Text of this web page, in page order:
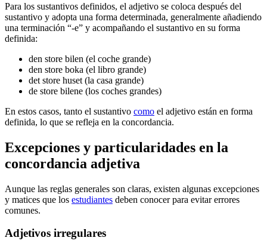
Para los sustantivos definidos, el adjetivo se coloca después del
sustantivo y adopta una forma determinada, generalmente añadiendo
una terminación “-e” y acompañando el sustantivo en su forma
definida:
den store bilen (el coche grande)
den store boka (el libro grande)
det store huset (la casa grande)
de store bilene (los coches grandes)
En estos casos, tanto el sustantivo como el adjetivo están en forma
definida, lo que se refleja en la concordancia.
Excepciones y particularidades en la
concordancia adjetiva
Aunque las reglas generales son claras, existen algunas excepciones
y matices que los estudiantes deben conocer para evitar errores
comunes.
Adjetivos irregulares